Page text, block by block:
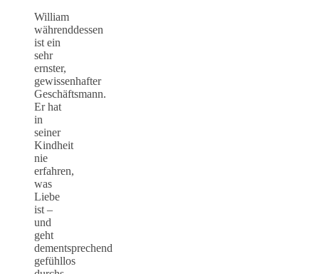
William
währenddessen
ist ein
sehr
ernster,
gewissenhafter
Geschäftsmann.
Er hat
in
seiner
Kindheit
nie
erfahren,
was
Liebe
ist –
und
geht
dementsprechend
gefühllos